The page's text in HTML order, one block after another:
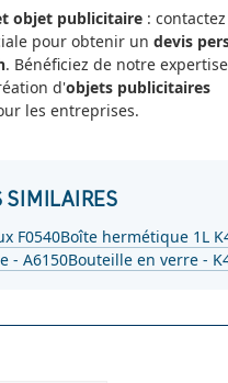
objet publicitaire :
pour obtenir un devis
. Bénéficiez de notre
d'objets publicitaires
les entreprises.
SIMILAIRES
F0540Boîte hermétique 1L
- A6150Bouteille en verre -